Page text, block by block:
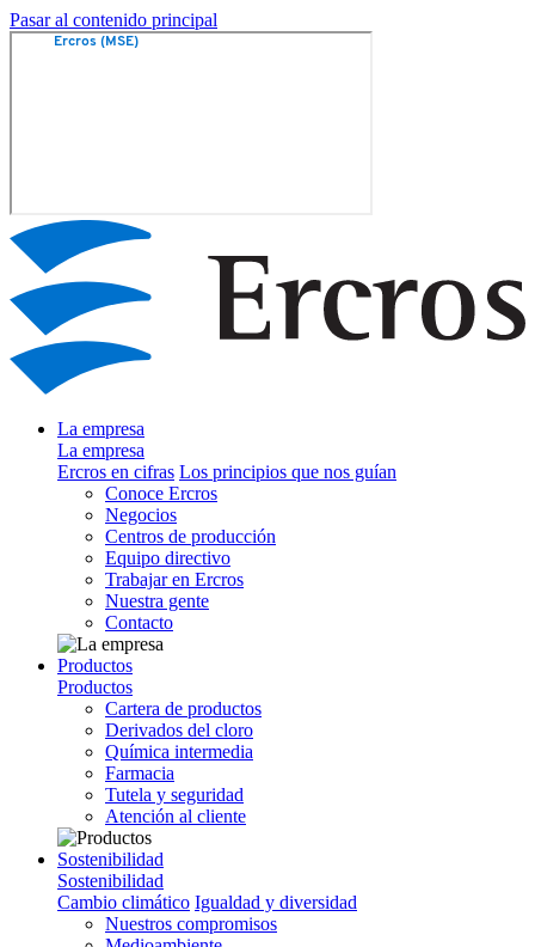
Pasar al contenido principal
La empresa
La empresa
Ercros en cifras Los principios que nos guían
Conoce Ercros
Negocios
Centros de producción
Equipo directivo
Trabajar en Ercros
Nuestra gente
Contacto
Productos
Productos
Cartera de productos
Derivados del cloro
Química intermedia
Farmacia
Tutela y seguridad
Atención al cliente
Sostenibilidad
Sostenibilidad
Cambio climático Igualdad y diversidad
Nuestros compromisos